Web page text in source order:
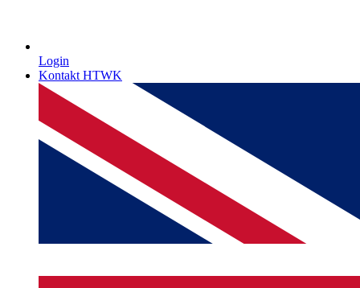
Login
Kontakt HTWK